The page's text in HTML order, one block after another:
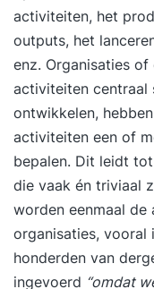
activiteiten, het
outputs, het
enz. Organisaties
activiteiten centraal
ontwikkelen,
activiteiten een of
bepalen. Dit leidt
die vaak én triviaal
worden eenmaal
organisaties, vooral
honderden van
ingevoerd “omdat